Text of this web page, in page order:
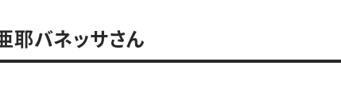
バネッサさん